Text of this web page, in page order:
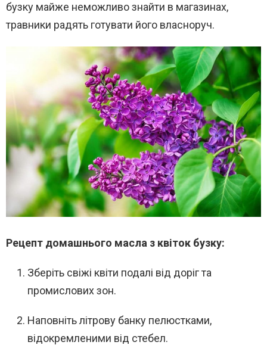
бузку майже неможливо знайти в магазинах,
травники радять готувати його власноруч.
Рецепт домашнього масла з квіток бузку:
Зберіть свіжі квіти подалі від доріг та
промислових зон.
Наповніть літрову банку пелюстками,
відокремленими від стебел.